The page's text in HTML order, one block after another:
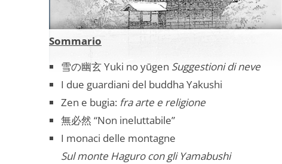
Sommario
雪の幽玄 Yuki no yūgen Suggestioni di neve
I due guardiani del buddha Yakushi
Zen e bugia: fra arte e religione
無必然 “Non ineluttabile”
I monaci delle montagne
Sul monte Haguro con gli Yamabushi